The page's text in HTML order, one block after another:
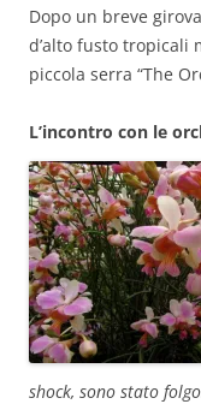
Dopo un breve
d’alto fusto tropicali
piccola serra “The
L’incontro con le
shock, sono stato